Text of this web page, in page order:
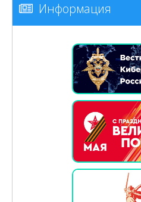
Информация